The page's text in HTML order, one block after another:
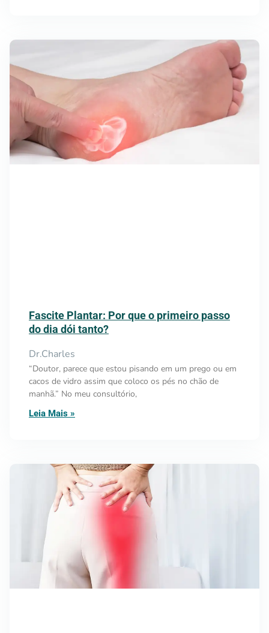
Fascite Plantar: Por que o primeiro passo
do dia dói tanto?
Dr.Charles
“Doutor, parece que estou pisando em um prego ou em
cacos de vidro assim que coloco os pés no chão de
manhã.” No meu consultório,
Leia Mais »